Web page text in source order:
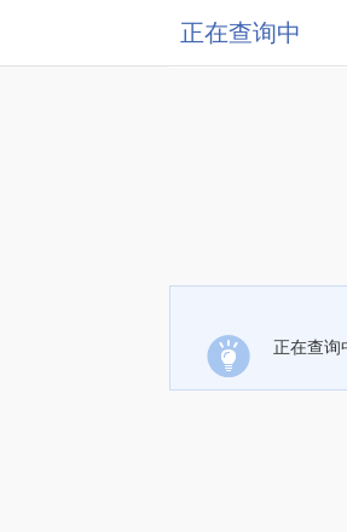
正在查询中
正在查询